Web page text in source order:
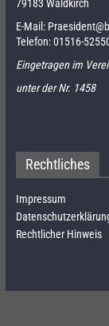
79183 Waldkirch
E-Mail:
Telefon:01516-
Eingetragen im
unter der Nr. 1458
Rechtliches
Impressum
Rechtlicher Hinweis